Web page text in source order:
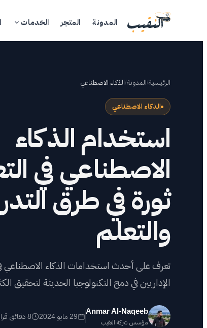
المدونة المتجر الخدمات
الرئيسية/المدونة/الذكاء الاصطناعي
الذكاء الاصطناعي
استخدام الذكاء
الاصطناعي في
ثورة في طرق
والتعلم
تعرف على أحدث استخدامات الذكاء الاصطناعي في
الإداريين في دمج التكنولوجيا الحديثة لتحقيق
Anmar Al-Naqeeb
مؤسس شركة النقيب
29 مايو 2024 8 دقائق قراءة